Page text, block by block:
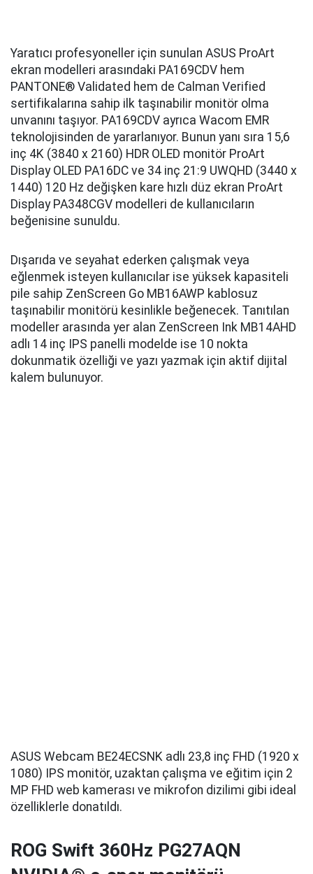
Yaratıcı profesyoneller için sunulan ASUS ProArt
ekran modelleri arasındaki PA169CDV hem
PANTONE® Validated hem de Calman Verified
sertifikalarına sahip ilk taşınabilir monitör olma
unvanını taşıyor. PA169CDV ayrıca Wacom EMR
teknolojisinden de yararlanıyor. Bunun yanı sıra 15,6
inç 4K (3840 x 2160) HDR OLED monitör ProArt
Display OLED PA16DC ve 34 inç 21:9 UWQHD (3440 x
1440) 120 Hz değişken kare hızlı düz ekran ProArt
Display PA348CGV modelleri de kullanıcıların
beğenisine sunuldu.
Dışarıda ve seyahat ederken çalışmak veya
eğlenmek isteyen kullanıcılar ise yüksek kapasiteli
pile sahip ZenScreen Go MB16AWP kablosuz
taşınabilir monitörü kesinlikle beğenecek. Tanıtılan
modeller arasında yer alan ZenScreen Ink MB14AHD
adlı 14 inç IPS panelli modelde ise 10 nokta
dokunmatik özelliği ve yazı yazmak için aktif dijital
kalem bulunuyor.
ASUS Webcam BE24ECSNK adlı 23,8 inç FHD (1920 x
1080) IPS monitör, uzaktan çalışma ve eğitim için 2
MP FHD web kamerası ve mikrofon dizilimi gibi ideal
özelliklerle donatıldı.
ROG Swift 360Hz PG27AQN